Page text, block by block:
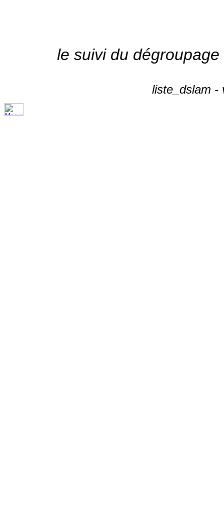
le suivi du
liste_dslam -